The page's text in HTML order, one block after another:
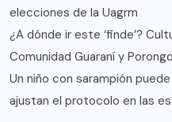
elecciones de la Uagrm
¿A dónde ir este ‘finde’?
Comunidad Guaraní y Porongo
Un niño con sarampión
ajustan el protocolo en las